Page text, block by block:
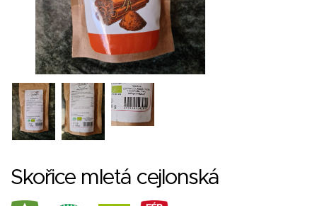
Skořice mletá cejlonská